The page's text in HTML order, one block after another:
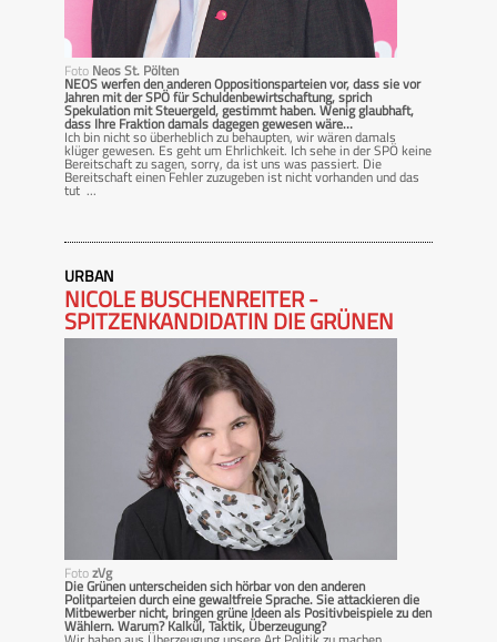
Foto Neos St. Pölten
NEOS werfen den anderen Oppositionsparteien vor, dass sie vor
Jahren mit der SPÖ für Schuldenbewirtschaftung, sprich
Spekulation mit Steuergeld, gestimmt haben. Wenig glaubhaft,
dass Ihre Fraktion damals dagegen gewesen wäre…
Ich bin nicht so überheblich zu behaupten, wir wären damals
klüger gewesen. Es geht um Ehrlichkeit. Ich sehe in der SPÖ keine
Bereitschaft zu sagen, sorry, da ist uns was passiert. Die
Bereitschaft einen Fehler zuzugeben ist nicht vorhanden und das
tut ...
URBAN
NICOLE BUSCHENREITER -
SPITZENKANDIDATIN DIE GRÜNEN
FotozVg
Die Grünen unterscheiden sich hörbar von den anderen
Politparteien durch eine gewaltfreie Sprache. Sie attackieren die
Mitbewerber nicht, bringen grüne Ideen als Positivbeispiele zu den
Wählern. Warum? Kalkül, Taktik, Überzeugung?